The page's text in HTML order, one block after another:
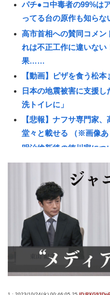
パチ●コ中毒者の99%は
ってる台の原作も知ら
高市首相への賛同コメン
れは不正工作に違いない
果……
【動画】ピザを食う松
日本の地震被害に支援
洗トイレに」
【悲報】ナフサ専門家
堂々と載せる （※画像あ
明治維新後の徳川家につ
長谷川豊氏 元ジャンポ
被害者・冤罪被害者へ
【悲報】「注文したこ
ンプグッズ43億円分を
歳女逮捕
【朗報】イギリス、タバ
【悲報】熊本県知事、報
「遺族や被災者から強
えば？」 → 知事、怒り
………